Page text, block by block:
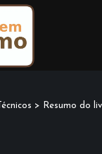
Técnicos > Resumo do